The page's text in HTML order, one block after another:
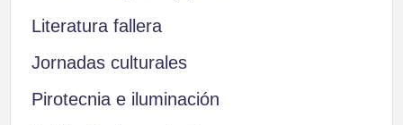
Literatura fallera
Jornadas culturales
Pirotecnia e iluminación